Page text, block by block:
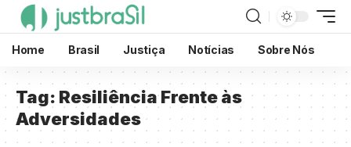
Home Brasil Justiça Notícias Sobre Nós
Tag: Resiliência Frente às
Adversidades